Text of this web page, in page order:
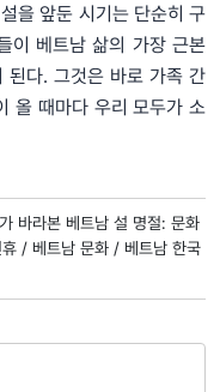
을 앞둔 시기는 단순히 구
이 베트남 삶의 가장 근본
된다. 그것은 바로 가족 간
올 때마다 우리 모두가 소
바라본 베트남 설 명절: 문화
휴 / 베트남 문화 / 베트남 한국